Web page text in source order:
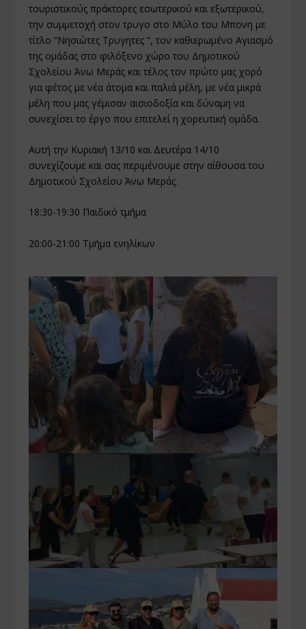
τουριστικούς πράκτορες εσωτερικού και εξωτερικού,
την συμμετοχή στον τρυγο στο Μύλο του Μπονη με
τίτλο “Νησιώτες Τρυγητες “, τον καθιερωμένο Αγιασμό
της ομάδας στο φιλόξενο χώρο του Δημοτικού
Σχολείου Άνω Μεράς και τέλος τον πρώτο μας χορό
για φέτος με νέα άτομα και παλιά μέλη, με νέα μικρά
μέλη που μας γέμισαν αισιοδοξία και δύναμη να
συνεχίσει το έργο που επιτελεί η χορευτική ομάδα.
Αυτή την Κυριακή 13/10 και Δευτέρα 14/10
συνεχίζουμε και σας περιμένουμε στην αίθουσα του
Δημοτικού Σχολείου Άνω Μεράς.
18:30-19:30 Παιδικό τμήμα
20:00-21:00 Τμήμα ενηλίκων